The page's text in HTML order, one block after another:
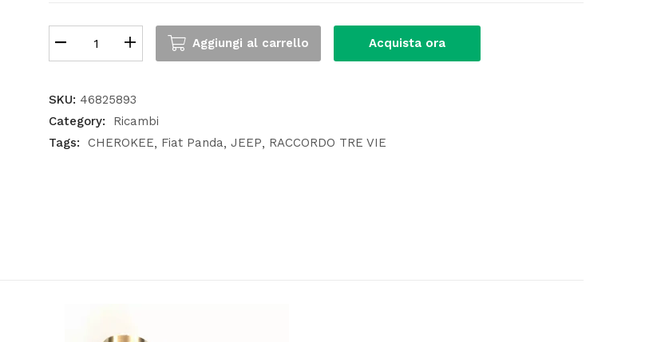
Aggiungi al carrello Acquista ora
SKU: 46825893
Category:
Ricambi
Tags:
CHEROKEE Fiat Panda JEEP RACCORDO TRE VIE